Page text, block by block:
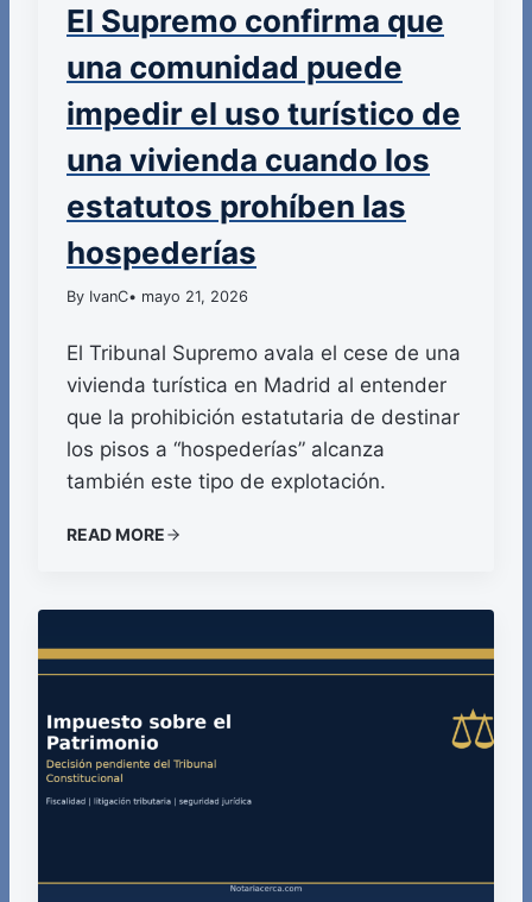
El Supremo confirma que
una comunidad puede
impedir el uso turístico de
una vivienda cuando los
estatutos prohíben las
hospederías
By IvanC• mayo 21, 2026
El Tribunal Supremo avala el cese de una
vivienda turística en Madrid al entender
que la prohibición estatutaria de destinar
los pisos a “hospederías” alcanza
también este tipo de explotación.
READ MORE